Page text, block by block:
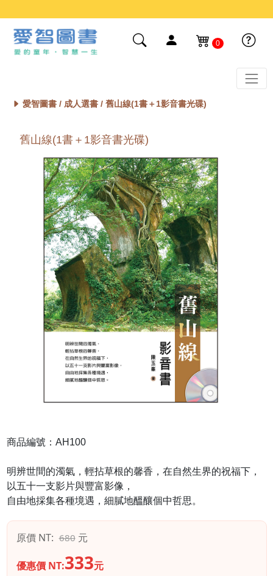
0
愛智圖書 / 成人選書/ 舊山線(1書＋1影音書光碟)
舊山線(1書＋1影音書光碟)
商品編號：AH100
明辨世間的濁氣，輕拈草根的馨香，在自然生界的祝福下，
以五十一支影片與豐富影像，
自由地採集各種境遇，細膩地醞釀個中哲思。
原價 NT: 680元
優惠價 NT:333元